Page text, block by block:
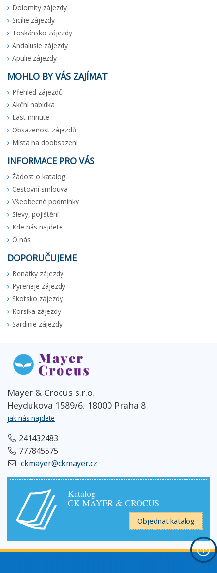
Dolomity zájezdy
Sicílie zájezdy
Toskánsko zájezdy
Andalusie zájezdy
Apulie zájezdy
MOHLO BY VÁS ZAJÍMAT
Přehled zájezdů
Akční nabídka
Last minute
Obsazenost zájezdů
Místa na doobsazení
INFORMACE PRO VÁS
Žádost o katalog
Cestovní smlouva
Všeobecné podmínky
Slevy, pojištění
Kde nás najdete
O nás
DOPORUČUJEME
Benátky zájezdy
Pyreneje zájezdy
Skotsko zájezdy
Korsika zájezdy
Sardinie zájezdy
Mayer & Crocus s.r.o.
Heydukova 1589/6, 18000 Praha 8
jak nás najdete
241432483
777845575
ckmayer@ckmayer.cz
Katalog
CK MAYER & CROCUS
Objednat katalog